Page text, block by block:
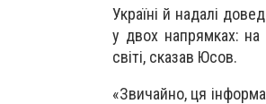
Україні й надалі
у двох напрямках: на
світі, сказав Юсов.
«Звичайно, ця